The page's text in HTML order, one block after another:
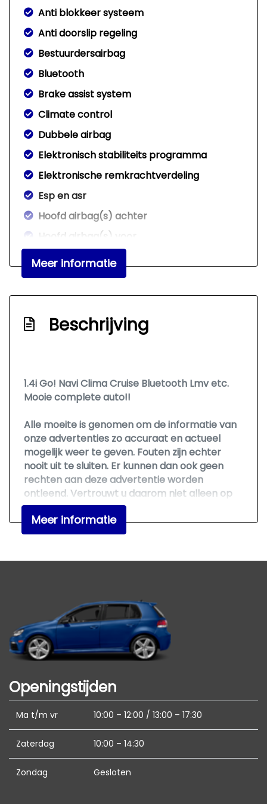
Anti blokkeer systeem
Anti doorslip regeling
Bestuurdersairbag
Bluetooth
Brake assist system
Climate control
Dubbele airbag
Elektronisch stabiliteits programma
Elektronische remkrachtverdeling
Esp en asr
Hoofd airbag(s) achter
Hoofd airbag(s) voor
Hoofd airbag(s) voor en achter
Passagiersairbag
Zij airbag(s) voor
Exterieur
Buitenspiegels elektrisch verstel- en
verwarmbaar
Centrale vergrendeling met
afstandsbediening
Dakspoiler
Dimlichten automatisch
Extra getint glas achter
Lichtmetalen velgen 16"
Mistlampen voor
Achterbank in delen neerklapbaar
Airco
Armsteun achter
Bagage-scheidingsnet
Bestuurdersstoel in hoogte verstelbaar
Stuur en versnellingspook (kunst)leder
Stuur verstelbaar
Meer informatie
Beschrijving
1.4i Go! Navi Clima Cruise Bluetooth Lmv etc.
Mooie complete auto!!
Alle moeite is genomen om de informatie van
onze advertenties zo accuraat en actueel
mogelijk weer te geven. Fouten zijn echter
nooit uit te sluiten. Er kunnen dan ook geen
rechten aan deze advertentie worden
ontleend. Vertrouwt u daarom niet alleen op
deze informatie, maar controleer bij aankoop
de zaken die uw beslissing zouden kunnen
beïnvloeden.
Meer informatie
Openingstijden
Ma t/m vr 10:00 – 12:00 / 13:00 – 17:30
Zaterdag 10:00 – 14:30
Zondag Gesloten